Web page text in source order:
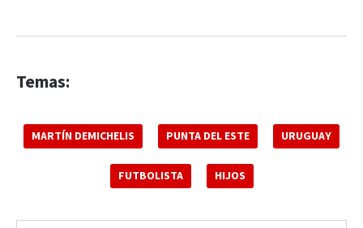
Temas:
MARTÍN DEMICHELIS PUNTA DEL ESTE URUGUAY
FUTBOLISTA HIJOS